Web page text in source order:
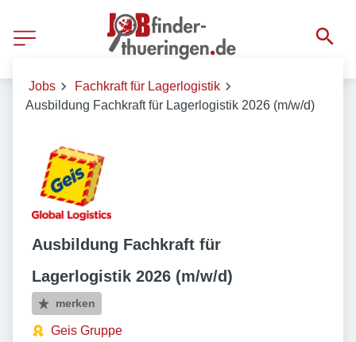
Jobs
Fachkraft für Lagerlogistik
Ausbildung Fachkraft für Lagerlogistik 2026 (m/w/d)
Ausbildung Fachkraft für
Lagerlogistik 2026 (m/w/d)
merken
Geis Gruppe